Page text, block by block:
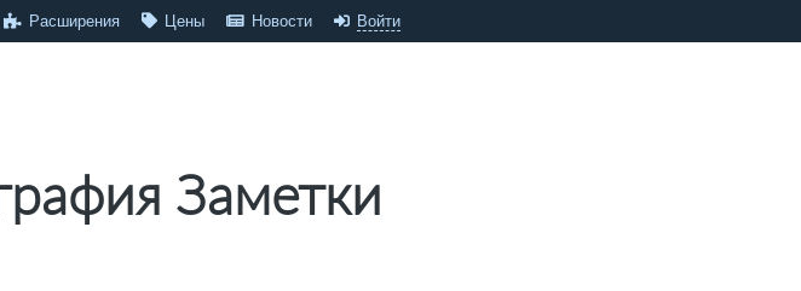
Расширения Цены Новости Войти
Заметки